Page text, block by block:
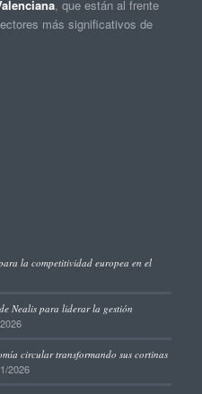
, que están al frente
más significativos de
la competitividad europea en el
Nealis para liderar la gestión
circular transformando sus cortinas
2026